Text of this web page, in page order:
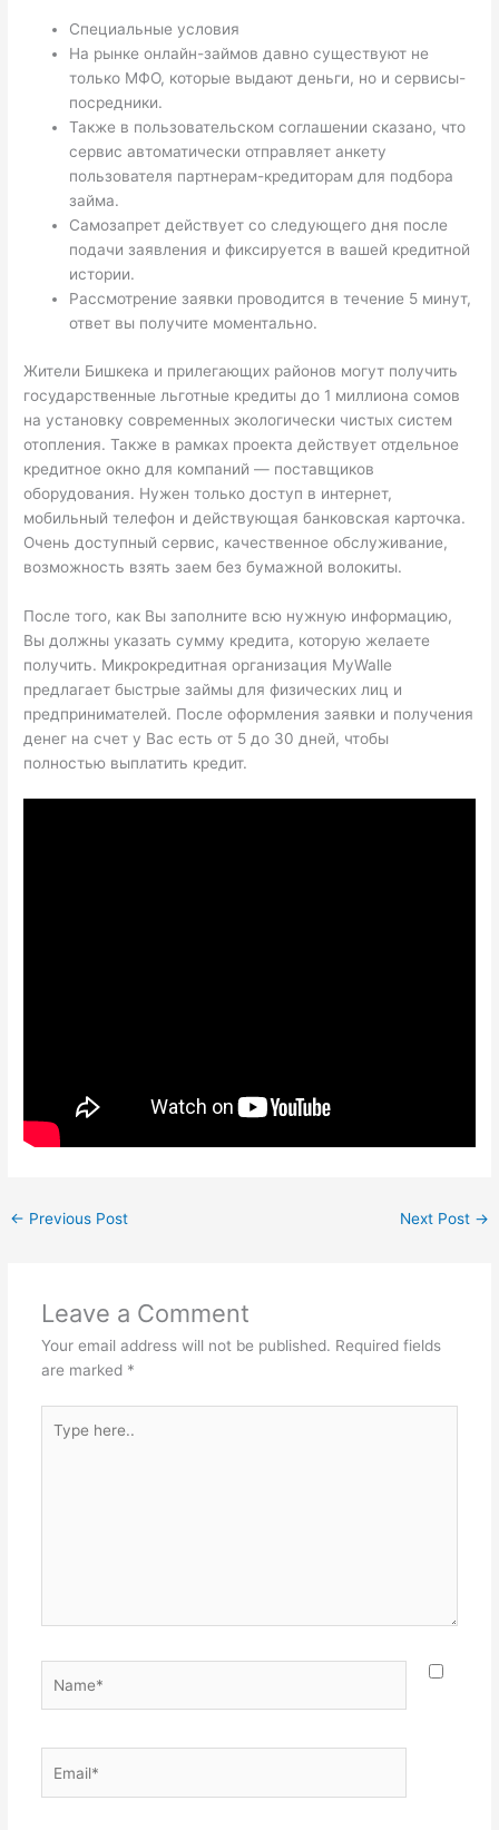
Специальные условия
На рынке онлайн-займов давно существуют не
только МФО, которые выдают деньги, но и сервисы-
посредники.
Также в пользовательском соглашении сказано, что
сервис автоматически отправляет анкету
пользователя партнерам-кредиторам для подбора
займа.
Самозапрет действует со следующего дня после
подачи заявления и фиксируется в вашей кредитной
истории.
Рассмотрение заявки проводится в течение 5 минут,
ответ вы получите моментально.
Жители Бишкека и прилегающих районов могут получить
государственные льготные кредиты до 1 миллиона сомов
на установку современных экологически чистых систем
отопления. Также в рамках проекта действует отдельное
кредитное окно для компаний — поставщиков
оборудования. Нужен только доступ в интернет,
мобильный телефон и действующая банковская карточка.
Очень доступный сервис, качественное обслуживание,
возможность взять заем без бумажной волокиты.
После того, как Вы заполните всю нужную информацию,
Вы должны указать сумму кредита, которую желаете
получить. Микрокредитная организация MyWalle
предлагает быстрые займы для физических лиц и
предпринимателей. После оформления заявки и получения
денег на счет у Вас есть от 5 до 30 дней, чтобы
полностью выплатить кредит.
← Previous Post Next Post →
Leave a Comment
Your email address will not be published. Required fields
are marked *
here..